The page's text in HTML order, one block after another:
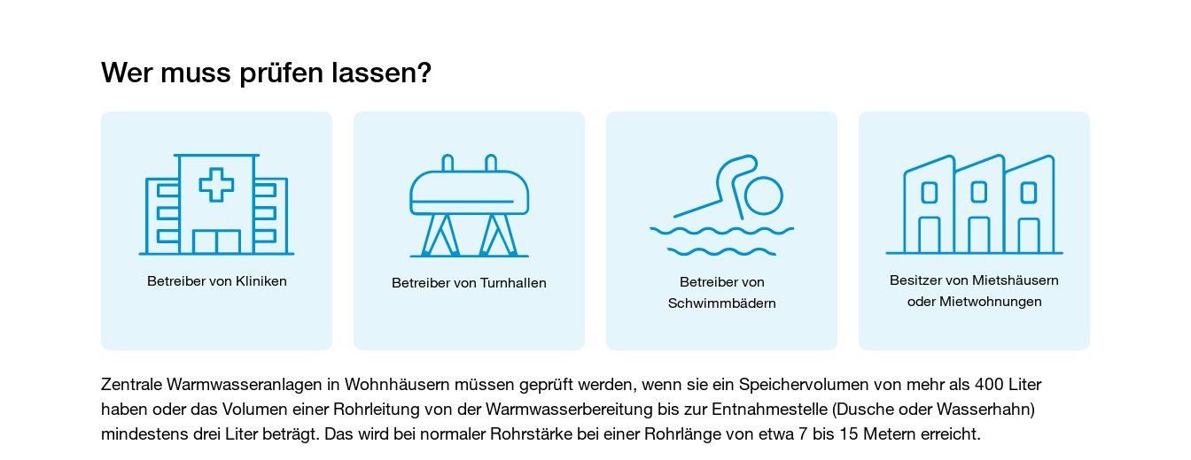
Wer muss prüfen lassen?
Betreiber von Kliniken Betreiber von Turnhallen
Betreiber von
Schwimmbädern
Besitzer von Mietshäusern
oder Mietwohnungen
Zentrale Warmwasseranlagen in Wohnhäusern müssen geprüft werden, wenn sie ein Speichervolumen von mehr als 400 Liter
haben oder das Volumen einer Rohrleitung von der Warmwasserbereitung bis zur Entnahmestelle (Dusche oder Wasserhahn)
mindestens drei Liter beträgt. Das wird bei normaler Rohrstärke bei einer Rohrlänge von etwa 7 bis 15 Metern erreicht.